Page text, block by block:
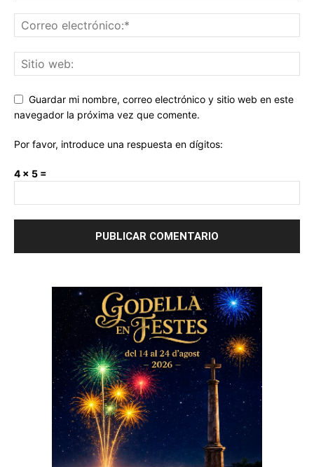
Guardar mi nombre, correo electrónico y sitio web en este
navegador la próxima vez que comente.
Por favor, introduce una respuesta en dígitos:
4 × 5 =